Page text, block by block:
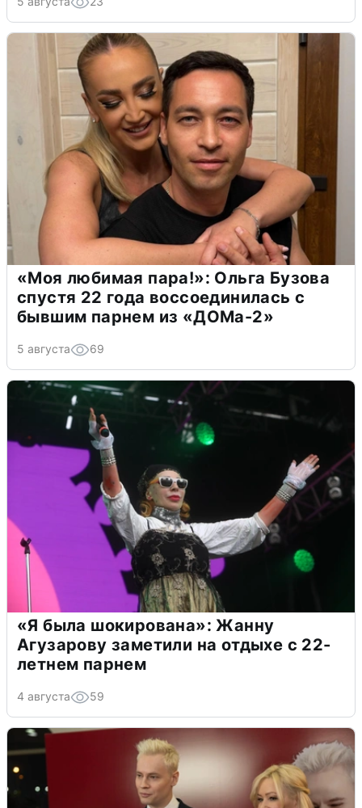
«Моя любимая пара!»: Ольга Бузова
спустя 22 года воссоединилась с
бывшим парнем из «ДОМа-2»
5 августа 69
«Я была шокирована»: Жанну
Агузарову заметили на отдыхе с 22-
летнем парнем
4 августа 59